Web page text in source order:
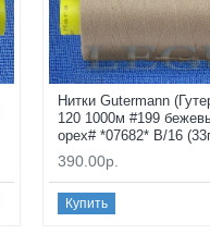
Нитки Gutermann
120 1000м #199
орех# *07682* B/16
390.00р.
Купить